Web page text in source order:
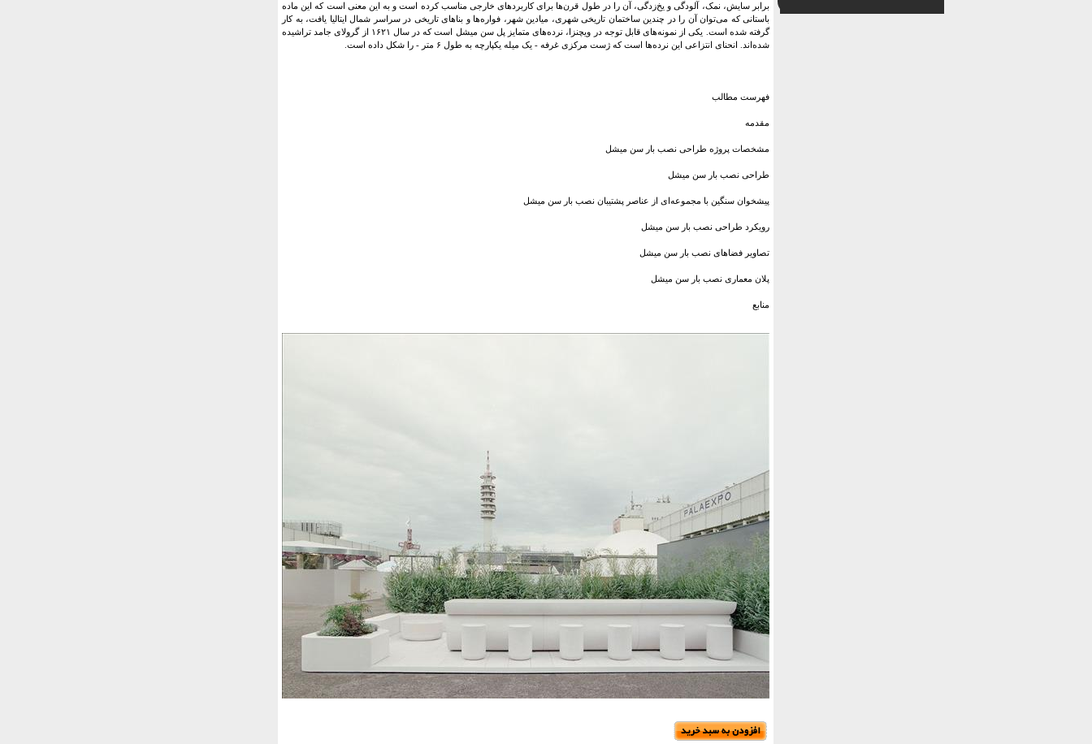
برابر سایش، نمک، آلودگی و یخ‌زدگی، آن را در طول قرن‌ها برای کاربردهای خارجی مناسب کرده است و به این معنی است که این ماده
باستانی که می‌توان آن را در چندین ساختمان تاریخی شهری، میادین شهر، فواره‌ها و بناهای تاریخی در سراسر شمال ایتالیا یافت، به کار
گرفته شده است. یکی از نمونه‌های قابل توجه در ویچنزا، نرده‌های متمایز پل سن میشل است که در سال ۱۶۲۱ از گرولای جامد تراشیده
شده‌اند. انحنای انتزاعی این نرده‌ها است که ژست مرکزی غرفه - یک میله یکپارچه به طول ۶ متر - را شکل داده است.
فهرست مطالب
مقدمه
مشخصات پروژه طراحی نصب بار سن میشل
طراحی نصب بار سن میشل
پیشخوان سنگین با مجموعه‌ای از عناصر پشتیبان نصب بار سن میشل
رویکرد طراحی نصب بار سن میشل
تصاویر فضاهای نصب بار سن میشل
پلان معماری نصب بار سن میشل
منابع